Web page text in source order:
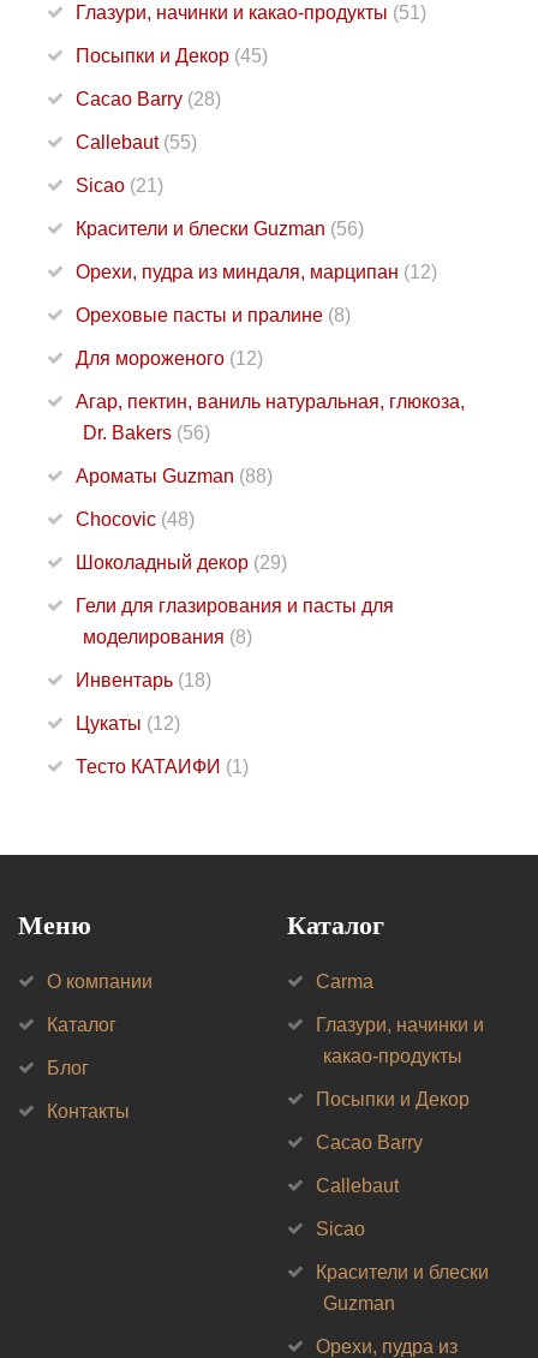
Глазури, начинки и какао-продукты (51)
Посыпки и Декор (45)
Cacao Barry (28)
Callebaut (55)
Sicao (21)
Красители и блески Guzman (56)
Орехи, пудра из миндаля, марципан (12)
Ореховые пасты и пралине (8)
Для мороженого (12)
Агар, пектин, ваниль натуральная, глюкоза,
Dr. Bakers (56)
Ароматы Guzman (88)
Chocovic (48)
Шоколадный декор (29)
Гели для глазирования и пасты для
моделирования (8)
Инвентарь (18)
Цукаты (12)
Тесто КАТАИФИ (1)
Меню
О компании
Каталог
Блог
Контакты
Каталог
Carma
Глазури, начинки и
какао-продукты
Посыпки и Декор
Cacao Barry
Callebaut
Sicao
Красители и блески
Guzman
Орехи, пудра из